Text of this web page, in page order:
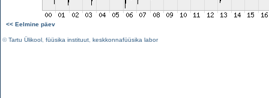
<< Eelmine päev
©Tartu Ülikool füüsika instituut keskkonnafüüsika labor